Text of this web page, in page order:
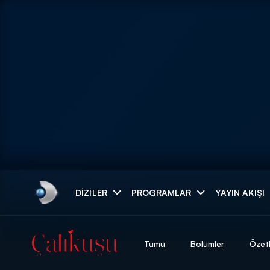
DIZILER PROGRAMLAR YAYIN AKIŞI
Tümü Bölümler